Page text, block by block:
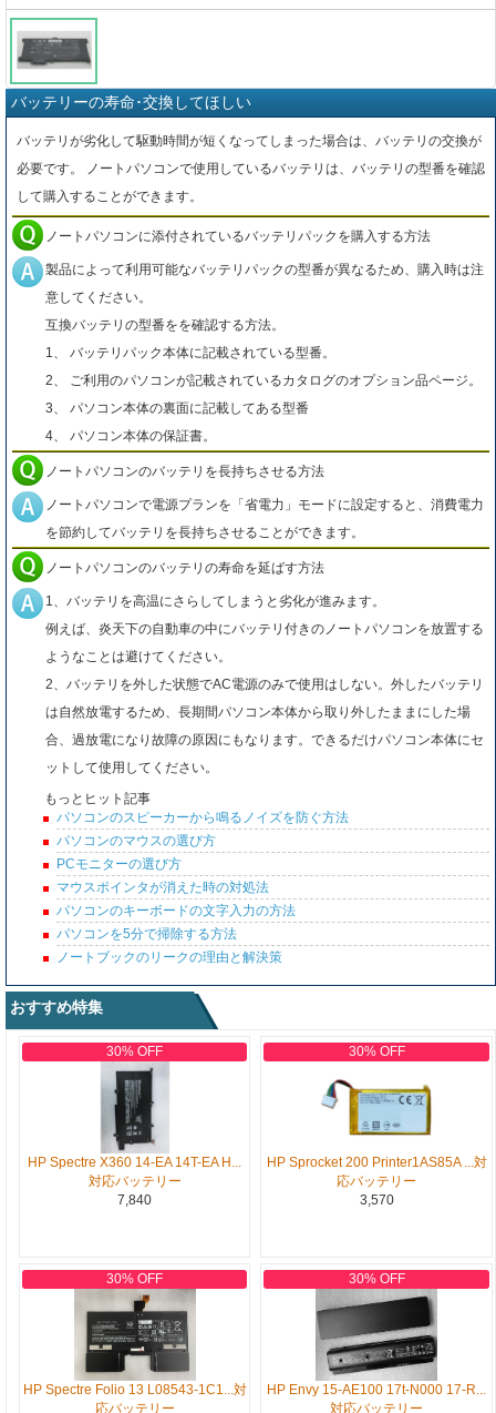
バッテリーの寿命･交換してほしい
バッテリが劣化して駆動時間が短くなってしまった場合は、バッテリの交換が
必要です。 ノートパソコンで使用しているバッテリは、バッテリの型番を確認
して購入することができます。
ノートパソコンに添付されているバッテリパックを購入する方法
製品によって利用可能なバッテリパックの型番が異なるため、購入時は注
意してください。
互換バッテリの型番をを確認する方法。
1、 バッテリパック本体に記載されている型番。
2、 ご利用のパソコンが記載されているカタログのオプション品ページ。
3、 パソコン本体の裏面に記載してある型番
4、 パソコン本体の保証書。
ノートパソコンのバッテリを長持ちさせる方法
ノートパソコンで電源プランを「省電力」モードに設定すると、消費電力
を節約してバッテリを長持ちさせることができます。
ノートパソコンのバッテリの寿命を延ばす方法
1、バッテリを高温にさらしてしまうと劣化が進みます。
例えば、炎天下の自動車の中にバッテリ付きのノートパソコンを放置する
ようなことは避けてください。
2、バッテリを外した状態でAC電源のみで使用はしない。外したバッテリ
は自然放電するため、長期間パソコン本体から取り外したままにした場
合、過放電になり故障の原因にもなります。できるだけパソコン本体にセ
ットして使用してください。
もっとヒット記事
パソコンのスピーカーから鳴るノイズを防ぐ方法
パソコンのマウスの選び方
PCモニターの選び方
マウスポインタが消えた時の対処法
パソコンのキーボードの文字入力の方法
パソコンを5分で掃除する方法
ノートブックのリークの理由と解決策
おすすめ特集
30% OFF
HP Spectre X360 14-EA 14T-EA H...
対応バッテリー
7,840
30% OFF
HP Sprocket 200 Printer1AS85A ...対
応バッテリー
3,570
30% OFF
HP Spectre Folio 13 L08543-1C1...対
応バッテリー
30% OFF
HP Envy 15-AE100 17t-N000 17-R...
対応バッテリー